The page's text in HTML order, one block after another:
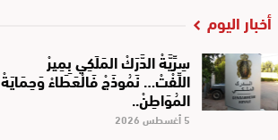
أخبار اليوم
سِرِّيَّةْ الدَّرَكْ المَلَكِي بِمِيرْ
اللِّفْتْ… نَمُوذَجْ فَالْعَطَاءْ وَحِمَايَةْ
المُوَاطِنْ..
5 أغسطس 2026